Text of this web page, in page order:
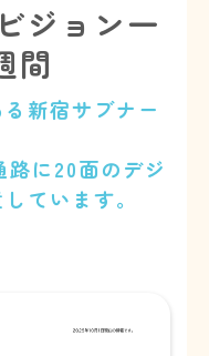
ジョン一
間
新宿サブナー
に20面のデジ
ています。